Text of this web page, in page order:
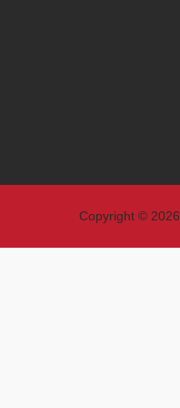
Copyright © 2026